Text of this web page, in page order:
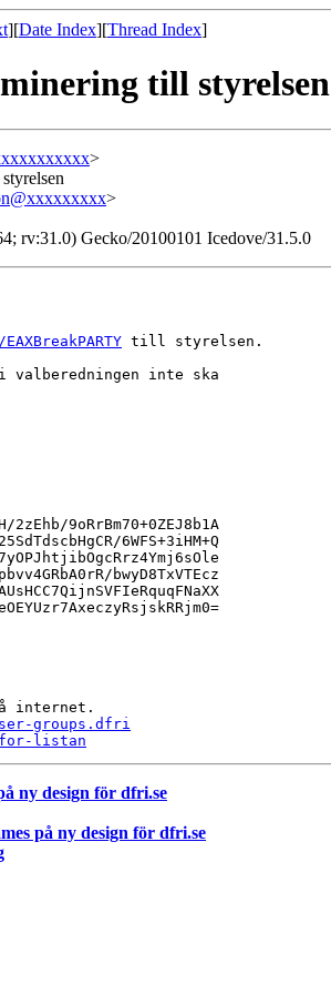
][Date Index][Thread Index]
till styrelsen
>
>
rv:31.0) Gecko/20100101 Icedove/31.5.0
till styrelsen.
inte ska
2zEhb/9oRrBm70+0ZEJ8b1A
6WFS+3iHM+Q
bwyD8TxVTEcz
internet.
groups.dfri
listan
ny design för dfri.se
på ny design för dfri.se